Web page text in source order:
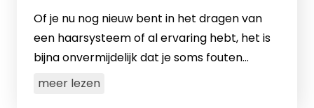
Of je nu nog nieuw bent in het dragen van
een haarsysteem of al ervaring hebt, het is
bijna onvermijdelijk dat je soms fouten
maakt bij het gebruik van tape of lijm voor je
meer lezen